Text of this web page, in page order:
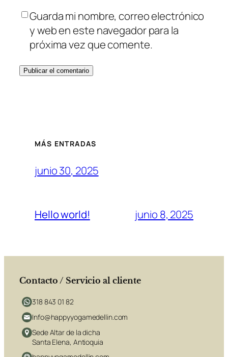
Guarda mi nombre, correo electrónico
y web en este navegador para la
próxima vez que comente.
MÁS ENTRADAS
junio 30, 2025
Hello world! junio 8, 2025
Contacto / Servicio al cliente
318 843 01 82
Info@happyyogamedellin.com
Sede Altar de la dicha
Santa Elena, Antioquia